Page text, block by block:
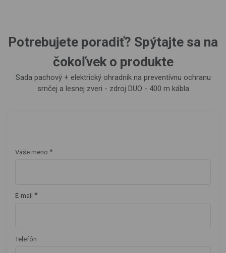
Potrebujete poradiť? Spýtajte sa na
čokoľvek o produkte
Sada pachový + elektrický ohradník na preventívnu ochranu
srnčej a lesnej zveri - zdroj DUO - 400 m kábla
Vaše meno *
E-mail *
Telefón